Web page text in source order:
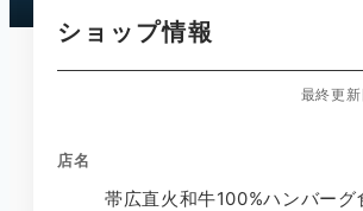
ショップ情報
最終更
店名
帯広直火和牛100%ハンバーグ